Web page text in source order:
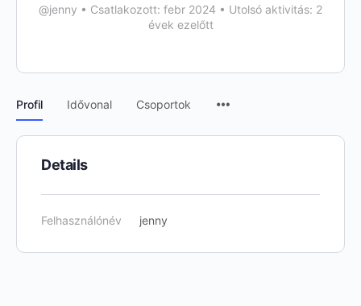
@jenny • Csatlakozott: febr 2024 • Utolsó aktivitás: 2
évek ezelőtt
Profil Idővonal Csoportok
Details
Felhasználónév jenny